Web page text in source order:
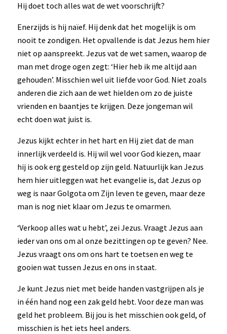
Hij doet toch alles wat de wet voorschrijft?
Enerzijds is hij naïef. Hij denk dat het mogelijk is om
nooit te zondigen. Het opvallende is dat Jezus hem hier
niet op aanspreekt. Jezus vat de wet samen, waarop de
man met droge ogen zegt: ‘Hier heb ik me altijd aan
gehouden’. Misschien wel uit liefde voor God. Niet zoals
anderen die zich aan de wet hielden om zo de juiste
vrienden en baantjes te krijgen. Deze jongeman wil
echt doen wat juist is.
Jezus kijkt echter in het hart en Hij ziet dat de man
innerlijk verdeeld is. Hij wil wel voor God kiezen, maar
hij is ook erg gesteld op zijn geld. Natuurlijk kan Jezus
hem hier uitleggen wat het evangelie is, dat Jezus op
weg is naar Golgota om Zijn leven te geven, maar deze
man is nog niet klaar om Jezus te omarmen.
‘Verkoop alles wat u hebt’, zei Jezus. Vraagt Jezus aan
ieder van ons om al onze bezittingen op te geven? Nee.
Jezus vraagt ons om ons hart te toetsen en weg te
gooien wat tussen Jezus en ons in staat.
Je kunt Jezus niet met beide handen vastgrijpen als je
in één hand nog een zak geld hebt. Voor deze man was
geld het probleem. Bij jou is het misschien ook geld, of
misschien is het iets heel anders.